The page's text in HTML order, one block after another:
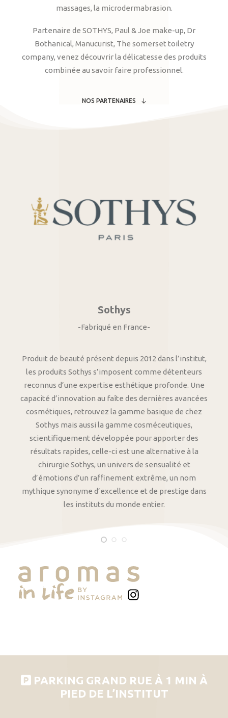
massages, la microdermabrasion.
Partenaire de SOTHYS, Paul & Joe make-up, Dr
Bothanical, Manucurist, The somerset toiletry
company, venez découvrir la délicatesse des produits
combinée au savoir faire professionnel.
NOS PARTENAIRES
Sothys
-Fabriqué en France-
Produit de beauté présent depuis 2012 dans l’institut,
les produits Sothys s’imposent comme détenteurs
reconnus d’une expertise esthétique profonde. Une
capacité d’innovation au faîte des dernières avancées
cosmétiques, retrouvez la gamme basique de chez
Sothys mais aussi la gamme cosméceutiques,
scientifiquement développée pour apporter des
résultats rapides, celle-ci est une alternative à la
chirurgie Sothys, un univers de sensualité et
d’émotions d’un raffinement extrême, un nom
mythique synonyme d’excellence et de prestige dans
les instituts du monde entier.
PARKING GRAND RUE À 1 MIN À
PIED DE L’INSTITUT